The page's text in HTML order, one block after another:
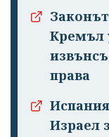
Кремъл
права
Израел